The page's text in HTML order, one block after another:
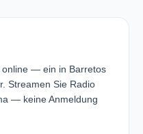
online — ein in Barretos
Streamen Sie Radio
— keine Anmeldung